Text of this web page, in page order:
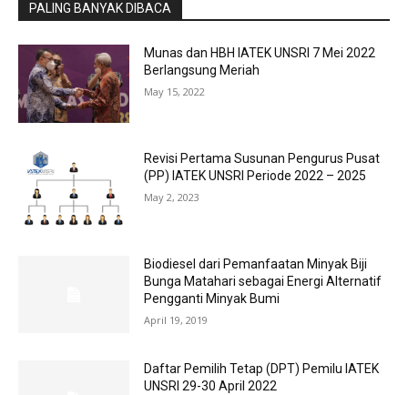
PALING BANYAK DIBACA
Munas dan HBH IATEK UNSRI 7 Mei 2022
Berlangsung Meriah
May 15, 2022
Revisi Pertama Susunan Pengurus Pusat
(PP) IATEK UNSRI Periode 2022 – 2025
May 2, 2023
Biodiesel dari Pemanfaatan Minyak Biji
Bunga Matahari sebagai Energi Alternatif
Pengganti Minyak Bumi
April 19, 2019
Daftar Pemilih Tetap (DPT) Pemilu IATEK
UNSRI 29-30 April 2022